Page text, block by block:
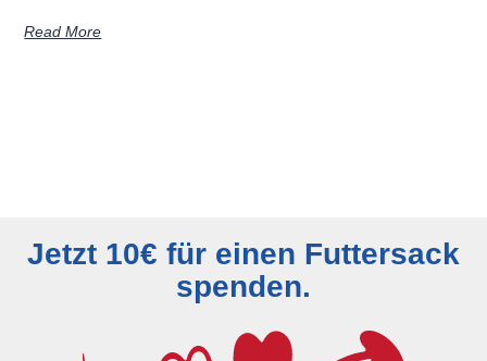
Read More
Jetzt 10€ für einen Futtersack
spenden.